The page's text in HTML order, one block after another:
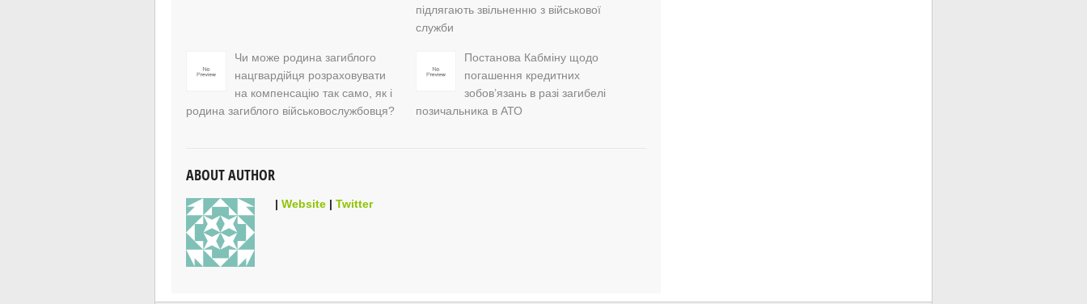
підлягають звільненню з військової
служби
Чи може родина загиблого
нацгвардійця розраховувати
на компенсацію так само, як і
родина загиблого військовослужбовця?
Постанова Кабміну щодо
погашення кредитних
зобов’язань в разі загибелі
позичальника в АТО
ABOUT AUTHOR
|Website |Twitter